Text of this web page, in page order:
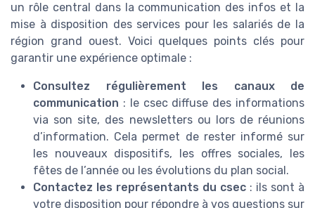
un rôle central dans la communication des infos et la
mise à disposition des services pour les salariés de la
région grand ouest. Voici quelques points clés pour
garantir une expérience optimale :
Consultez régulièrement les canaux de
communication : le csec diffuse des informations
via son site, des newsletters ou lors de réunions
d’information. Cela permet de rester informé sur
les nouveaux dispositifs, les offres sociales, les
fêtes de l’année ou les évolutions du plan social.
Contactez les représentants du csec : ils sont à
votre disposition pour répondre à vos questions sur